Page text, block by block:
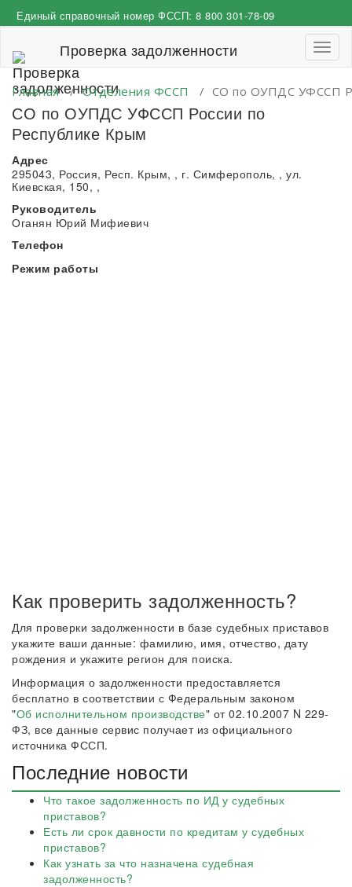
к
Единый справочный номер ФССП: 8 800 301-78-09
Проверка задолженности
Главная/Отделения ФССП / СО по ОУПДС УФССП
СО по ОУПДС УФССП России по
Республике Крым
Адрес
295043, Россия, Респ. Крым, , г. Симферополь, , ул.
Киевская, 150, ,
Руководитель
Оганян Юрий Мифиевич
Телефон
Режим работы
Как проверить задолженность?
Для проверки задолженности в базе судебных приставов
укажите ваши данные: фамилию, имя, отчество, дату
рождения и укажите регион для поиска.
Информация о задолженности предоставляется
бесплатно в соответствии с Федеральным законом
"Об исполнительном производстве" от 02.10.2007 N 229-
ФЗ, все данные сервис получает из официального
источника ФССП.
Последние новости
Что такое задолженность по ИД у судебных
приставов?
Есть ли срок давности по кредитам у судебных
приставов?
Как узнать за что назначена судебная
задолженность?